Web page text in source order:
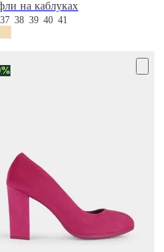
на каблуках
3738394041